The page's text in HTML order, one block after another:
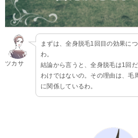
ツカサ
まずは、全身脱毛1回目の効果に
わ。
結論から言うと、全身脱毛は1回
わけではないの。その理由は、毛
に関係しているわ。